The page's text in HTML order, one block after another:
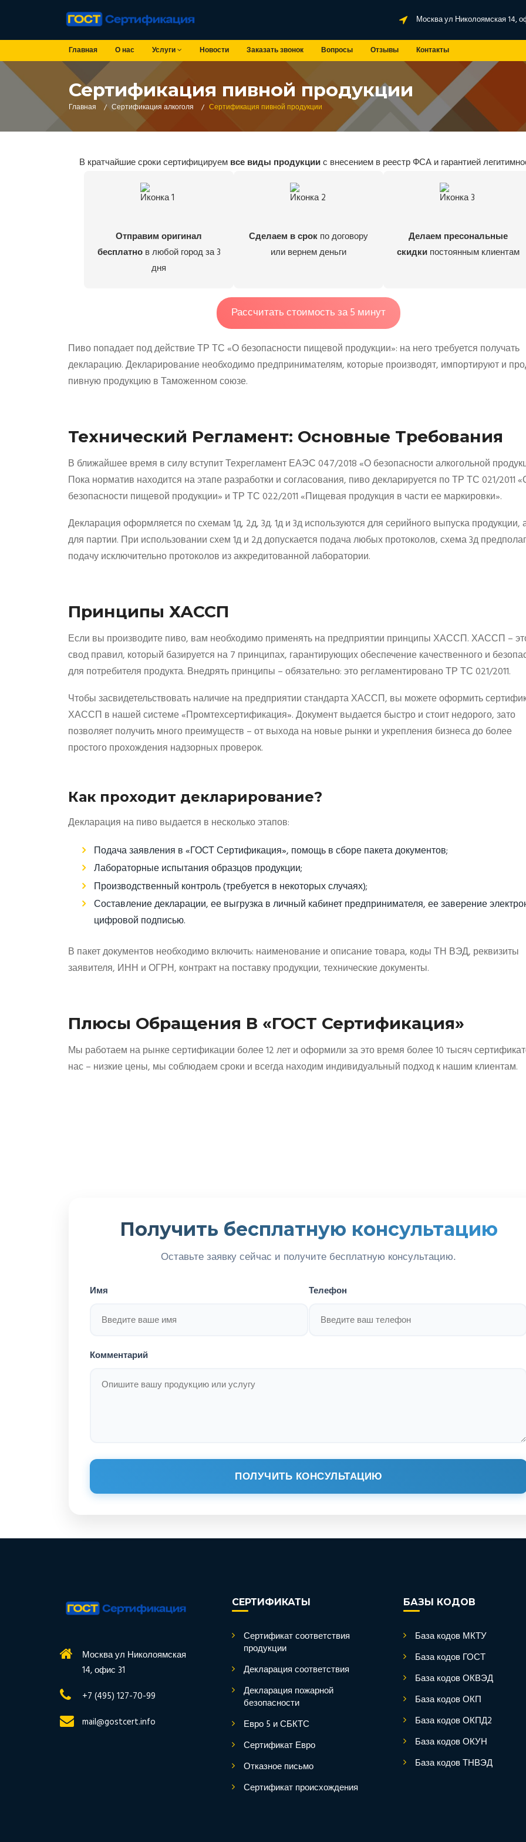
Москва ул Николоямская 14,
Главная О нас Услуги Новости Заказать звонок Вопросы Отзывы Контакты
Сертификация пивной продукции
Главная / Сертификация алкоголя / Сертификация пивной продукции
В кратчайшие сроки сертифицируем все виды продукциис внесением в реестр ФСА и гарантией
Отправим оригинал
бесплатнов любой город за 3
дня
Сделаем в срок по договору
или вернем деньги
Делаем пресональные
скидки постоянным клиентам
Рассчитать стоимость за 5 минут
Пиво попадает под действие ТР ТС «О безопасности пищевой продукции»: на него требуется получать
декларацию. Декларирование необходимо предпринимателям, которые производят, импортируют и
пивную продукцию в Таможенном союзе.
Технический Регламент: Основные Требования
В ближайшее время в силу вступит Техрегламент ЕАЭС 047/2018 «О безопасности алкогольной
Пока норматив находится на этапе разработки и согласования, пиво декларируется по ТР ТС 021/2011
безопасности пищевой продукции» и ТР ТС 022/2011 «Пищевая продукция в части ее маркировки».
Декларация оформляется по схемам 1д, 2д, 3д. 1д и 3д используются для серийного выпуска продукции,
для партии. При использовании схем 1д и 2д допускается подача любых протоколов, схема 3д
подачу исключительно протоколов из аккредитованной лаборатории.
Принципы ХАССП
Если вы производите пиво, вам необходимо применять на предприятии принципы ХАССП. ХАССП –
свод правил, который базируется на 7 принципах, гарантирующих обеспечение качественного и
для потребителя продукта. Внедрять принципы – обязательно: это регламентировано ТР ТС 021/2011.
Чтобы засвидетельствовать наличие на предприятии стандарта ХАССП, вы можете оформить
ХАССП в нашей системе «Промтехсертификация». Документ выдается быстро и стоит недорого, зато
позволяет получить много преимуществ – от выхода на новые рынки и укрепления бизнеса до более
простого прохождения надзорных проверок.
Как проходит декларирование?
Декларация на пиво выдается в несколько этапов:
Подача заявления в «ГОСТ Сертификация», помощь в сборе пакета документов;
Лабораторные испытания образцов продукции;
Производственный контроль (требуется в некоторых случаях);
Составление декларации, ее выгрузка в личный кабинет предпринимателя, ее заверение
цифровой подписью.
В пакет документов необходимо включить: наименование и описание товара, коды ТН ВЭД, реквизиты
заявителя, ИНН и ОГРН, контракт на поставку продукции, технические документы.
Плюсы Обращения В «ГОСТ Сертификация»
Мы работаем на рынке сертификации более 12 лет и оформили за это время более 10 тысяч
нас – низкие цены, мы соблюдаем сроки и всегда находим индивидуальный подход к нашим клиентам.
Получить бесплатную консультацию
Оставьте заявку сейчас и получите бесплатную консультацию.
Имя Телефон
Комментарий
ПОЛУЧИТЬ КОНСУЛЬТАЦИЮ
Москва ул Николоямская
14, офис 31
+7 (495) 127-70-99
mail@gostcert.info
СЕРТИФИКАТЫ
Сертификат соответствия
продукции
Декларация соответствия
Декларация пожарной
безопасности
Евро 5 и СБКТС
Сертификат Евро
Отказное письмо
Сертификат происхождения
БАЗЫ КОДОВ
База кодов МКТУ
База кодов ГОСТ
База кодов ОКВЭД
База кодов ОКП
База кодов ОКПД2
База кодов ОКУН
База кодов ТНВЭД